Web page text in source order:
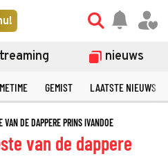
nieuws
GEMIST LAATSTE NIEUWS
VAN DE DAPPERE PRINS IVANDOE
van de dappere